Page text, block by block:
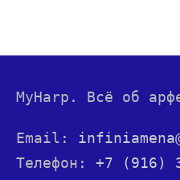
MyHarp. Всё об
Email:
Телефон: +7 (916)